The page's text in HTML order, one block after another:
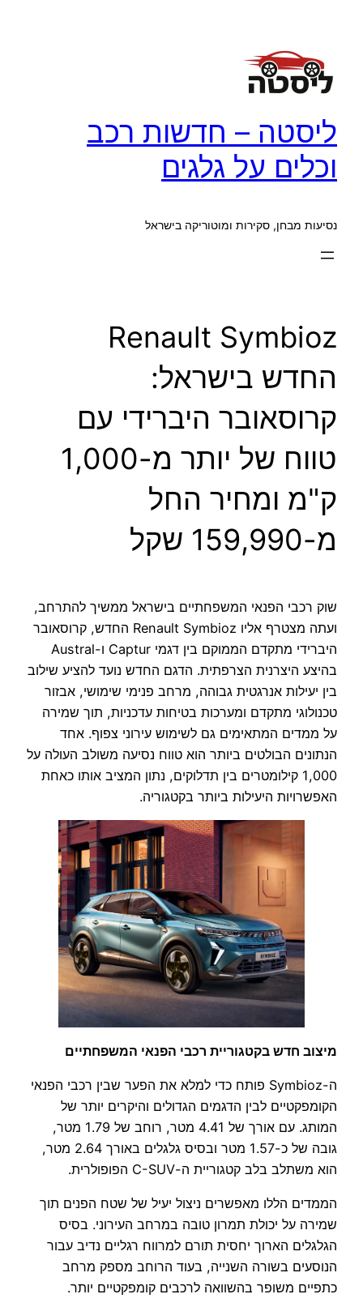
ליסטה – חדשות רכב
וכלים על גלגים
נסיעות מבחן, סקירות ומוטוריקה בישראל
Renault Symbioz
החדש בישראל:
קרוסאובר היברידי עם
טווח של יותר מ-1,000
ק"מ ומחיר החל
מ-159,990 שקל
שוק רכבי הפנאי המשפחתיים בישראל ממשיך להתרחב,
ועתה מצטרף אליו Renault Symbioz החדש, קרוסאובר
היברידי מתקדם הממוקם בין דגמי Captur ו-Austral
בהיצע היצרנית הצרפתית. הדגם החדש נועד להציע שילוב
בין יעילות אנרגטית גבוהה, מרחב פנימי שימושי, אבזור
טכנולוגי מתקדם ומערכות בטיחות עדכניות, תוך שמירה
על ממדים המתאימים גם לשימוש עירוני צפוף. אחד
הנתונים הבולטים ביותר הוא טווח נסיעה משולב העולה על
1,000 קילומטרים בין תדלוקים, נתון המציב אותו כאחת
האפשרויות היעילות ביותר בקטגוריה.
מיצוב חדש בקטגוריית רכבי הפנאי המשפחתיים
ה-Symbioz פותח כדי למלא את הפער שבין רכבי הפנאי
הקומפקטיים לבין הדגמים הגדולים והיקרים יותר של
המותג. עם אורך של 4.41 מטר, רוחב של 1.79 מטר,
גובה של כ-1.57 מטר ובסיס גלגלים באורך 2.64 מטר,
הוא משתלב בלב קטגוריית ה-C-SUV הפופולרית.
הממדים הללו מאפשרים ניצול יעיל של שטח הפנים תוך
שמירה על יכולת תמרון טובה במרחב העירוני. בסיס
הגלגלים הארוך יחסית תורם למרווח רגליים נדיב עבור
הנוסעים בשורה השנייה, בעוד הרוחב מספק מרחב
כתפיים משופר בהשוואה לרכבים קומפקטיים יותר.